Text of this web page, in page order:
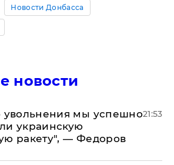
Новости Донбасса
новости
увольнения мы успешно
украинскую
ракету", — Федоров
21:53